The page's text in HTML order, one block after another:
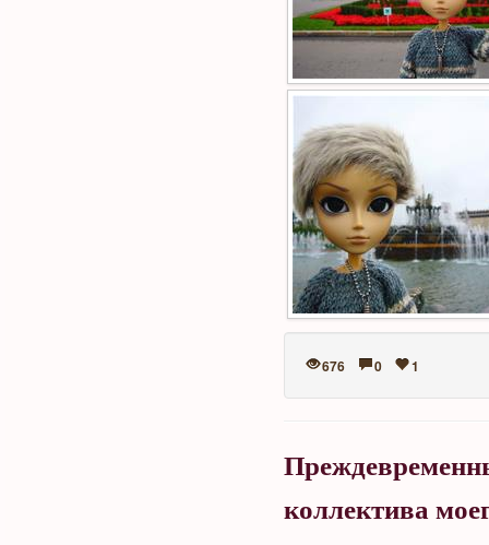
676 0 1
коллектива